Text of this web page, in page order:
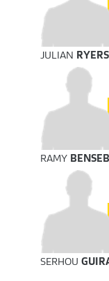
JULIAN
RAMY
SERHOU